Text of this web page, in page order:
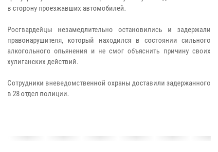
в сторону проезжавших автомобилей.
Росгвардейцы незамедлительно остановились и задержали
правонарушителя, который находился в состоянии сильного
алкогольного опьянения и не смог объяснить причину своих
хулиганских действий.
Сотрудники вневедомственной охраны доставили задержанного
в 28 отдел полиции.​​​​​​​